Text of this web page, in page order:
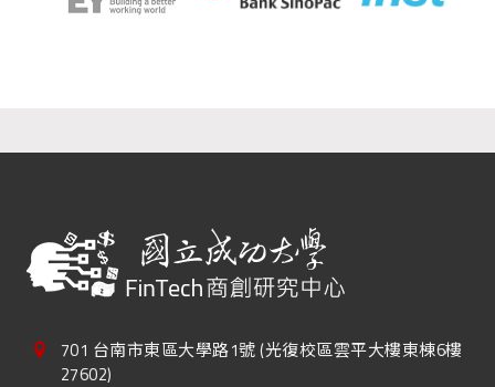
701 台南市東區大學路1號 (光復校區雲平大樓東棟6樓
27602)